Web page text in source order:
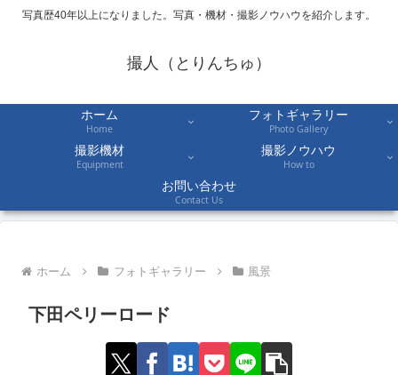
写真歴40年以上になりました。写真・機材・撮影ノウハウを紹介します。
撮人（とりんちゅ）
ホーム
Home
フォトギャラリー
Photo Gallery
撮影機材
Equipment
撮影ノウハウ
How to
お問い合わせ
Contact Us
ホーム フォトギャラリー 風景
下田ペリーロード